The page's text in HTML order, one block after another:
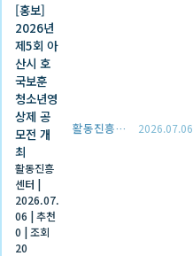
[홍보]
2026년
제5회 아
산시 호
국보훈
청소년영
상제 공
모전 개
최
활동진흥
센터 |
2026.07.
06 |추천
0 |조회
20
활동진흥센터 2026.07.06